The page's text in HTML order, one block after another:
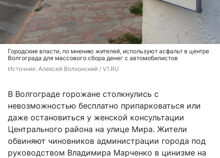
Городские власти, по мнению жителей, используют асфальт в центре
Волгограда для массового сбора денег с автомобилистов
Источник: Алексей Волхонский / V1.RU
В Волгограде горожане столкнулись с
невозможностью бесплатно припарковаться или
даже остановиться у женской консультации
Центрального района на улице Мира. Жители
обвиняют чиновников администрации города под
руководством Владимира Марченко в цинизме на